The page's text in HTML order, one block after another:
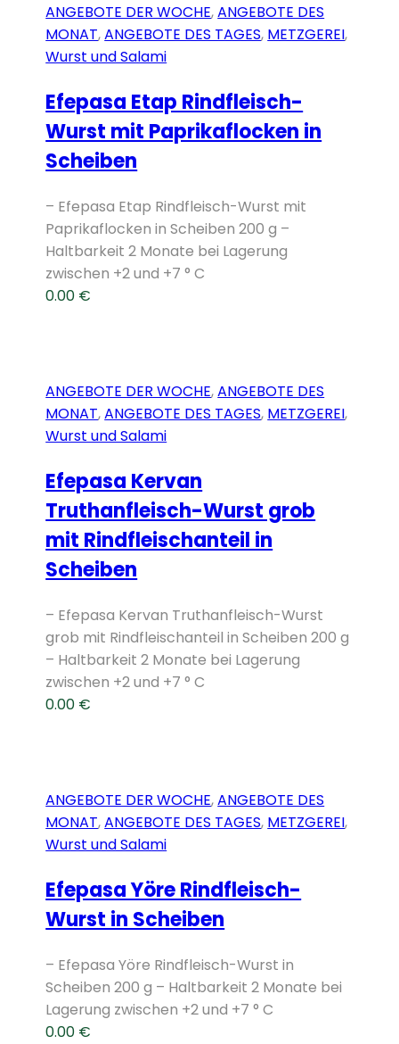
ANGEBOTE DER WOCHE,ANGEBOTE DES
MONAT,ANGEBOTE DES TAGES, METZGEREI,
Wurst und Salami
Efepasa Etap Rindfleisch-
Wurst mit Paprikaflocken in
Scheiben
– Efepasa Etap Rindfleisch-Wurst mit
Paprikaflocken in Scheiben 200 g –
Haltbarkeit 2 Monate bei Lagerung
zwischen +2 und +7 ° C
0.00 €
ANGEBOTE DER WOCHE,ANGEBOTE DES
MONAT,ANGEBOTE DES TAGES, METZGEREI,
Wurst und Salami
Efepasa Kervan
Truthanfleisch-Wurst grob
mit Rindfleischanteil in
Scheiben
– Efepasa Kervan Truthanfleisch-Wurst
grob mit Rindfleischanteil in Scheiben 200 g
– Haltbarkeit 2 Monate bei Lagerung
zwischen +2 und +7 ° C
0.00 €
ANGEBOTE DER WOCHE,ANGEBOTE DES
MONAT,ANGEBOTE DES TAGES, METZGEREI,
Wurst und Salami
Efepasa Yöre Rindfleisch-
Wurst in Scheiben
– Efepasa Yöre Rindfleisch-Wurst in
Scheiben 200 g – Haltbarkeit 2 Monate bei
Lagerung zwischen +2 und +7 ° C
0.00 €